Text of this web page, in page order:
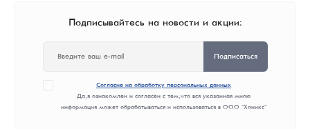
Подписывайтесь на новости и акции:
Подписаться
Согласие на обработку персональных данных
Да, я ознакомлен и согласен с тем, что вся указанная мною
информация может обрабатываться и использоваться в ООО "Хоникс"